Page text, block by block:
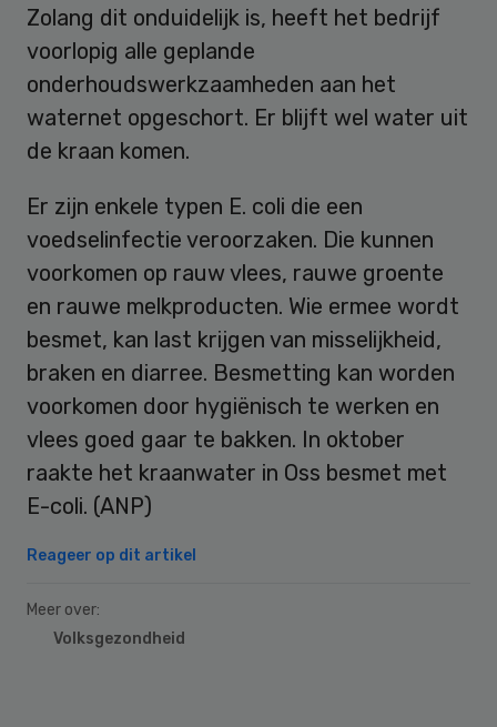
Zolang dit onduidelijk is, heeft het bedrijf
voorlopig alle geplande
onderhoudswerkzaamheden aan het
waternet opgeschort. Er blijft wel water uit
de kraan komen.
Er zijn enkele typen E. coli die een
voedselinfectie veroorzaken. Die kunnen
voorkomen op rauw vlees, rauwe groente
en rauwe melkproducten. Wie ermee wordt
besmet, kan last krijgen van misselijkheid,
braken en diarree. Besmetting kan worden
voorkomen door hygiënisch te werken en
vlees goed gaar te bakken. In oktober
raakte het kraanwater in Oss besmet met
E-coli. (ANP)
Reageer op dit artikel
Meer over:
Volksgezondheid